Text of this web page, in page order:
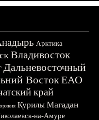
Арктика
Владивосток
Дальневосточный
ВостокЕАО
край
Курилы Магадан
на-Амуре